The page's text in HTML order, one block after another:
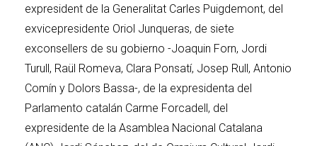
expresident de la Generalitat Carles Puigdemont, del
exvicepresidente Oriol Junqueras, de siete
exconsellers de su gobierno -Joaquin Forn, Jordi
Turull, Raül Romeva, Clara Ponsatí, Josep Rull, Antonio
Comín y Dolors Bassa-, de la expresidenta del
Parlamento catalán Carme Forcadell, del
expresidente de la Asamblea Nacional Catalana